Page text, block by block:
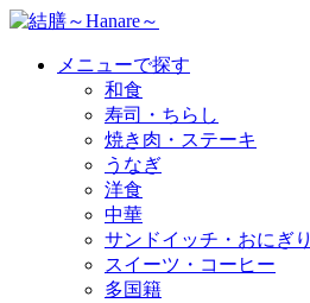
メニューで探す
和食
寿司・ちらし
焼き肉・ステーキ
うなぎ
洋食
中華
サンドイッチ・おにぎり
スイーツ・コーヒー
多国籍